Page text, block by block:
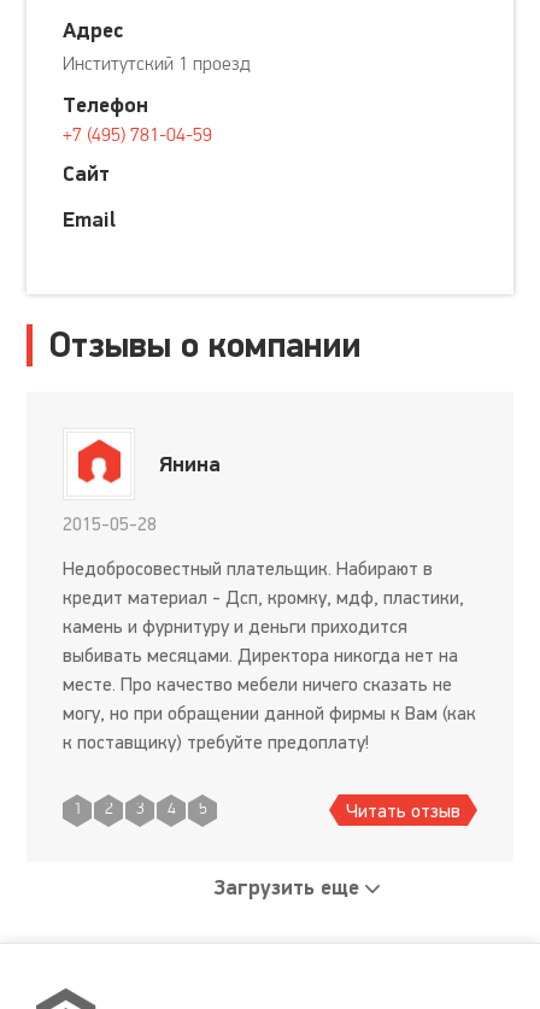
Адрес
Институтский 1 проезд
Телефон
+7 (495) 781-04-59
Сайт
Email
Отзывы о компании
Янина
2015-05-28
Недобросовестный плательщик. Набирают в
кредит материал - Дсп, кромку, мдф, пластики,
камень и фурнитуру и деньги приходится
выбивать месяцами. Директора никогда нет на
месте. Про качество мебели ничего сказать не
могу, но при обращении данной фирмы к Вам (как
к поставщику) требуйте предоплату!
мебельному рынку, не становитесь жерт
1 2 3 4 5 Читать отзыв
Загрузить еще